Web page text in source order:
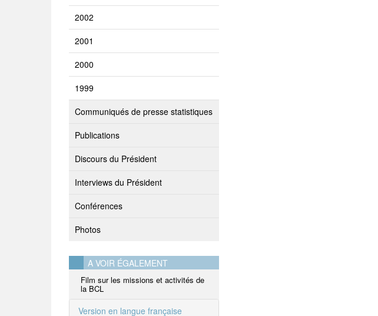
2002
2001
2000
1999
Communiqués de presse statistiques
Publications
Discours du Président
Interviews du Président
Conférences
Photos
A VOIR ÉGALEMENT
Film sur les missions et activités de
la BCL
Version en langue française